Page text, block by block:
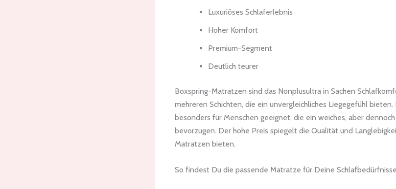
Luxuriöses Schlaferlebnis
Hoher Komfort
Premium-Segment
Deutlich teurer
Boxspring-Matratzen sind das Nonplusultra in Sachen
mehreren Schichten, die ein unvergleichliches Liegegefühl
besonders für Menschen geeignet, die ein weiches, aber
bevorzugen. Der hohe Preis spiegelt die Qualität und
Matratzen bieten.
So findest Du die passende Matratze für Deine Schlafbedürfnisse